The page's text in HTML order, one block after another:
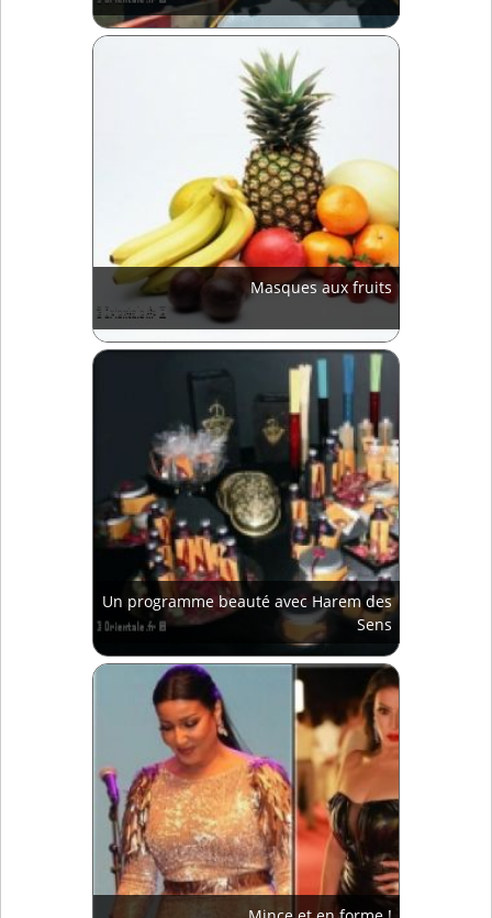
Masques aux fruits
Un programme beauté avec Harem des
Sens